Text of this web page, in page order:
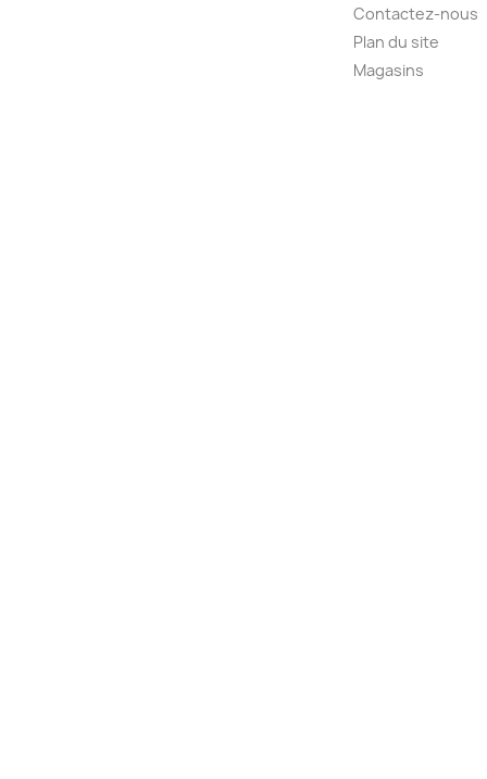
Contactez-nous
Plan du site
Magasins